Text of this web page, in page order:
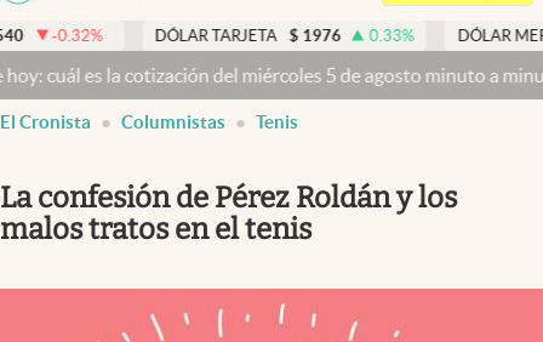
México
Economía y Política
Finanzas y Mercados
Mercados Online
Columnistas
% DÓLAR TARJETA $ 1976 0.33% DÓLAR MEP $
la cotización del miércoles 5 de agosto minuto a minutoDólar
El Cronista Columnistas Tenis
La confesión de Pérez Roldán y los
malos tratos en el tenis